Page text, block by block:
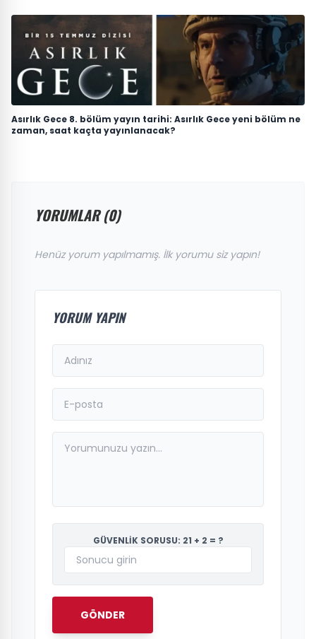
Asırlık Gece 8. bölüm yayın tarihi: Asırlık Gece yeni bölüm ne
zaman, saat kaçta yayınlanacak?
YORUMLAR (0)
Henüz yorum yapılmamış. İlk yorumu siz yapın!
YORUM YAPIN
GÜVENLİK SORUSU: 21 + 2 = ?
GÖNDER